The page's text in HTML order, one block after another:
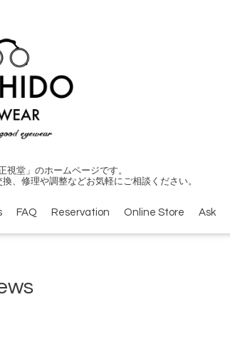
視堂」のホームページです。
、修理や調整などお気軽にご相談ください。
FAQ Reservation Online Store Ask